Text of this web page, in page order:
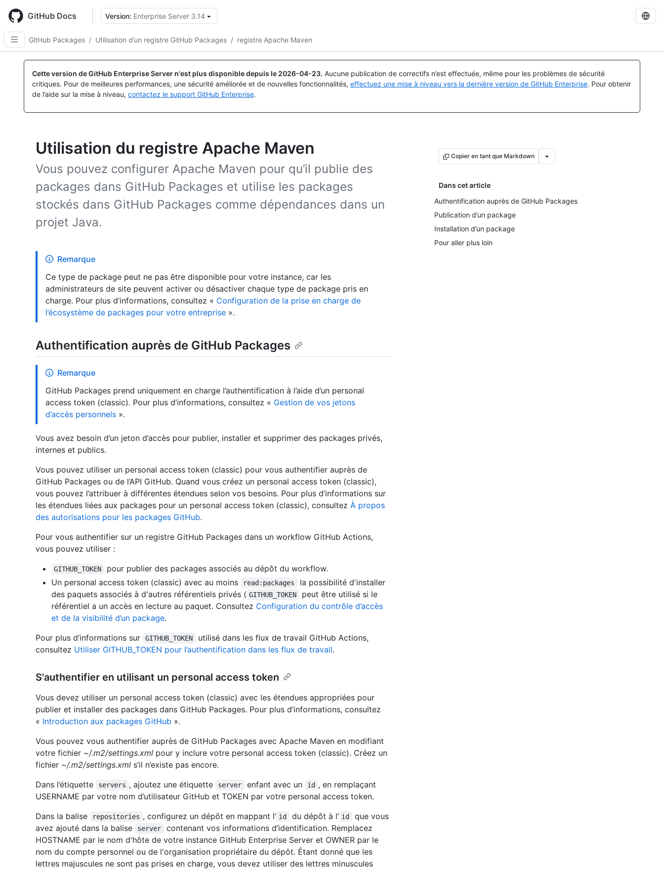
main
content
GitHub Docs Version: Enterprise Server 3.14
GitHub Packages / Utilisation d’un registre GitHub Packages / registre Apache Maven
Cette version de GitHub Enterprise Server n'est plus disponible depuis le 2026-04-23. Aucune publication de correctifs n’est effectuée, même pour les problèmes de sécurité
critiques. Pour de meilleures performances, une sécurité améliorée et de nouvelles fonctionnalités, effectuez une mise à niveau vers la dernière version de GitHub Enterprise. Pour obtenir
de l’aide sur la mise à niveau, contactez le support GitHub Enterprise.
Utilisation du registre Apache Maven
Vous pouvez configurer Apache Maven pour qu’il publie des
packages dans GitHub Packages et utilise les packages
stockés dans GitHub Packages comme dépendances dans un
projet Java.
Copier en tant que Markdown
Dans cet article
Authentification auprès de GitHub Packages
Publication d’un package
Installation d’un package
Pour aller plus loin
Remarque
Ce type de package peut ne pas être disponible pour votre instance, car les
administrateurs de site peuvent activer ou désactiver chaque type de package pris en
charge. Pour plus d’informations, consultez « Configuration de la prise en charge de
l’écosystème de packages pour votre entreprise ».
Authentification auprès de GitHub Packages
Remarque
GitHub Packages prend uniquement en charge l’authentification à l’aide d’un personal
access token (classic). Pour plus d’informations, consultez « Gestion de vos jetons
d’accès personnels ».
Vous avez besoin d’un jeton d’accès pour publier, installer et supprimer des packages privés,
internes et publics.
Vous pouvez utiliser un personal access token (classic) pour vous authentifier auprès de
GitHub Packages ou de l’API GitHub. Quand vous créez un personal access token (classic),
vous pouvez l’attribuer à différentes étendues selon vos besoins. Pour plus d’informations sur
les étendues liées aux packages pour un personal access token (classic), consultez À propos
des autorisations pour les packages GitHub.
Pour vous authentifier sur un registre GitHub Packages dans un workflow GitHub Actions,
vous pouvez utiliser :
GITHUB_TOKEN
pour publier des packages associés au dépôt du workflow.
Un personal access token (classic) avec au moins
read:packages
la possibilité d'installer
des paquets associés à d'autres référentiels privés ( GITHUB_TOKEN
peut être utilisé si le
référentiel a un accès en lecture au paquet. Consultez Configuration du contrôle d’accès
et de la visibilité d’un package.
Pour plus d’informations sur
GITHUB_TOKEN
utilisé dans les flux de travail GitHub Actions,
consultez Utiliser GITHUB_TOKEN pour l’authentification dans les flux de travail.
S'authentifier en utilisant un personal access token
Vous devez utiliser un personal access token (classic) avec les étendues appropriées pour
publier et installer des packages dans GitHub Packages. Pour plus d’informations, consultez
« Introduction aux packages GitHub ».
Vous pouvez vous authentifier auprès de GitHub Packages avec Apache Maven en modifiant
votre fichier ~/.m2/settings.xml pour y inclure votre personal access token (classic). Créez un
fichier ~/.m2/settings.xml s’il n’existe pas encore.
Dans l’étiquette
servers , ajoutez une étiquette server enfant avec un id , en remplaçant
USERNAME par votre nom d’utilisateur GitHub et TOKEN par votre personal access token.
Dans la balise
repositories , configurez un dépôt en mappant l’ id du dépôt à l’ id
que vous
avez ajouté dans la balise
server
contenant vos informations d’identification. Remplacez
HOSTNAME par le nom d'hôte de votre instance GitHub Enterprise Server et OWNER par le
nom du compte personnel ou de l'organisation propriétaire du dépôt. Étant donné que les
lettres majuscules ne sont pas prises en charge, vous devez utiliser des lettres minuscules